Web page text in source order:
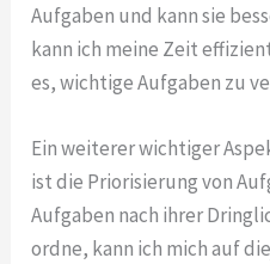
Aufgaben und kann sie
kann ich meine Zeit
es, wichtige Aufgaben zu
Ein weiterer wichtiger
ist die Priorisierung von
Aufgaben nach ihrer
ordne, kann ich mich auf